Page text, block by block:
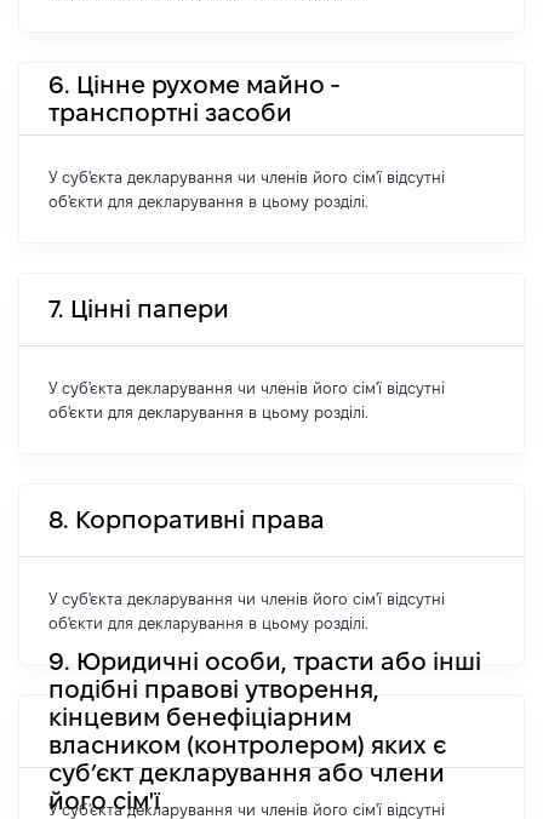
6. Цінне рухоме майно -
транспортні засоби
У суб'єкта декларування чи членів його сім'ї відсутні
об'єкти для декларування в цьому розділі.
7. Цінні папери
У суб'єкта декларування чи членів його сім'ї відсутні
об'єкти для декларування в цьому розділі.
8. Корпоративні права
У суб'єкта декларування чи членів його сім'ї відсутні
об'єкти для декларування в цьому розділі.
9. Юридичні особи, трасти або інші
подібні правові утворення,
кінцевим бенефіціарним
власником (контролером) яких є
суб’єкт декларування або члени
його сім'ї
У суб'єкта декларування чи членів його сім'ї відсутні